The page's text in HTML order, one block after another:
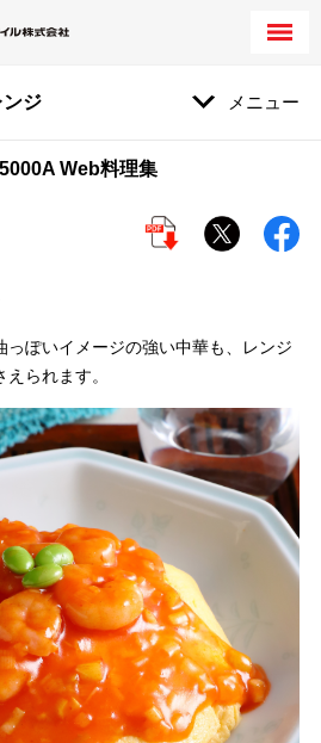
ンジ メニュー
Web料理集
っぽいイメージの強い中華も、レンジ
られます。